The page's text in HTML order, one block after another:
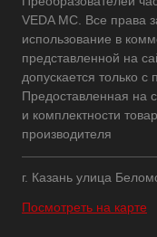
VEDA MC. Все права
использование в
представленной на
допускается только с
Предоставленная на
и комплектности
производителя
г. Казань улица
Посмотреть на карте